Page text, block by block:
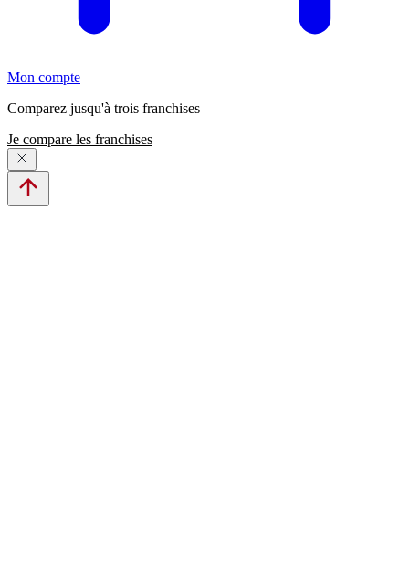
Mon compte
Comparez jusqu'à trois franchises
Je compare les franchises